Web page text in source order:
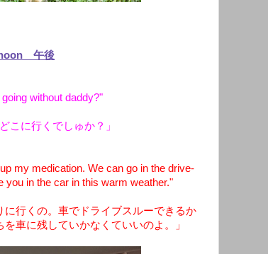
午後
without daddy?"
こに行くでしゅか？」
my medication. We can go in the drive-
you in the car in this warm weather."
行くの。車でドライブスルーできるか
車に残していかなくていいのよ。」